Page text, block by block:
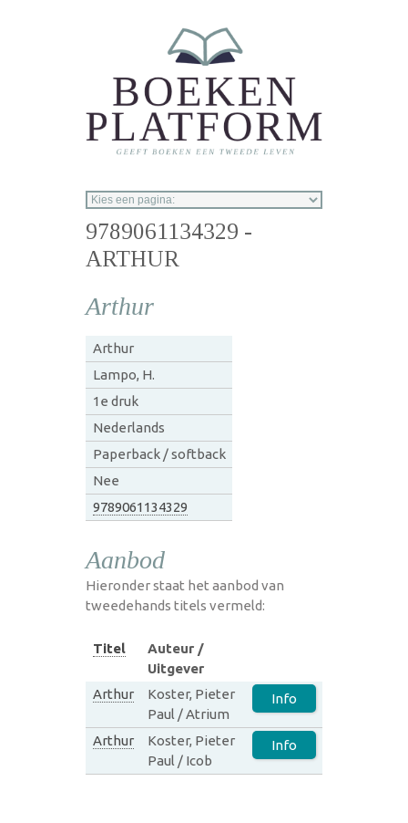
9789061134329 -
ARTHUR
Arthur
Arthur
Lampo, H.
1e druk
Nederlands
Paperback / softback
Nee
9789061134329
Aanbod
Hieronder staat het aanbod van
tweedehands titels vermeld:
Titel
Auteur /
Uitgever
Arthur
Koster, Pieter
Paul / Atrium
Info
Arthur
Koster, Pieter
Paul / Icob
Info